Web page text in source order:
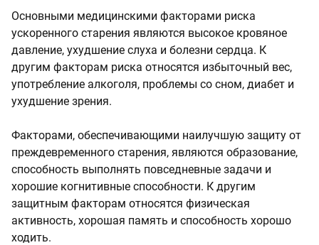
Основными медицинскими факторами риска
ускоренного старения являются высокое кровяное
давление, ухудшение слуха и болезни сердца. К
другим факторам риска относятся избыточный вес,
употребление алкоголя, проблемы со сном, диабет и
ухудшение зрения.
Факторами, обеспечивающими наилучшую защиту от
преждевременного старения, являются образование,
способность выполнять повседневные задачи и
хорошие когнитивные способности. К другим
защитным факторам относятся физическая
активность, хорошая память и способность хорошо
ходить.